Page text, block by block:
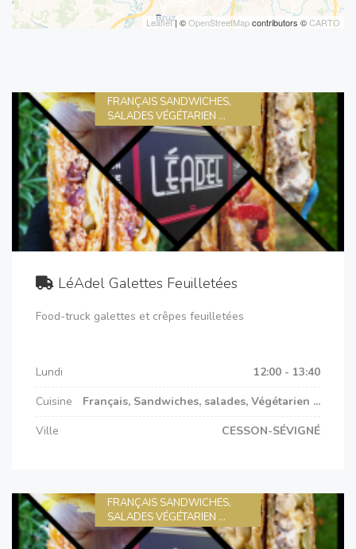
Leaflet| ©OpenStreetMapcontributors ©CARTO
FRANÇAIS SANDWICHES,
SALADES VÉGÉTARIEN ...
LéAdel Galettes Feuilletées
Food-truck galettes et crêpes feuilletées
Lundi
12:00 - 13:40
Cuisine
Français, Sandwiches, salades, Végétarien ...
Ville
CESSON-SÉVIGNÉ
FRANÇAIS SANDWICHES,
SALADES VÉGÉTARIEN ...